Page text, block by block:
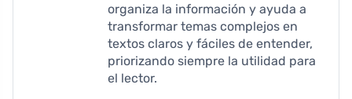
organiza la información y ayuda a
transformar temas complejos en
textos claros y fáciles de entender,
priorizando siempre la utilidad para
el lector.